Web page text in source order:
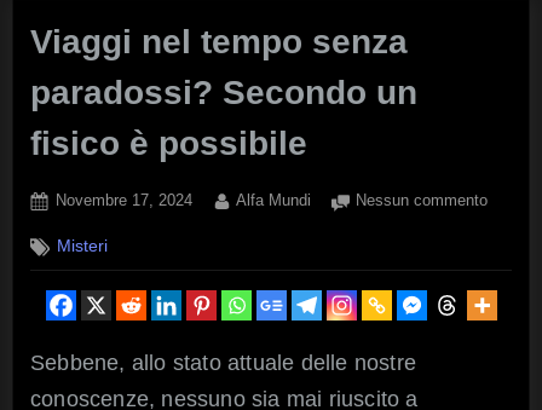
Viaggi nel tempo senza
paradossi? Secondo un
fisico è possibile
Posted
Novembre 17, 2024 By
Alfa Mundi Nessun commentosu
tempo
senza
Misteri
Sebbene, allo stato attuale delle nostre
conoscenze, nessuno sia mai riuscito a